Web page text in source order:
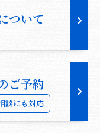
ついて
ご予約
談にも対応